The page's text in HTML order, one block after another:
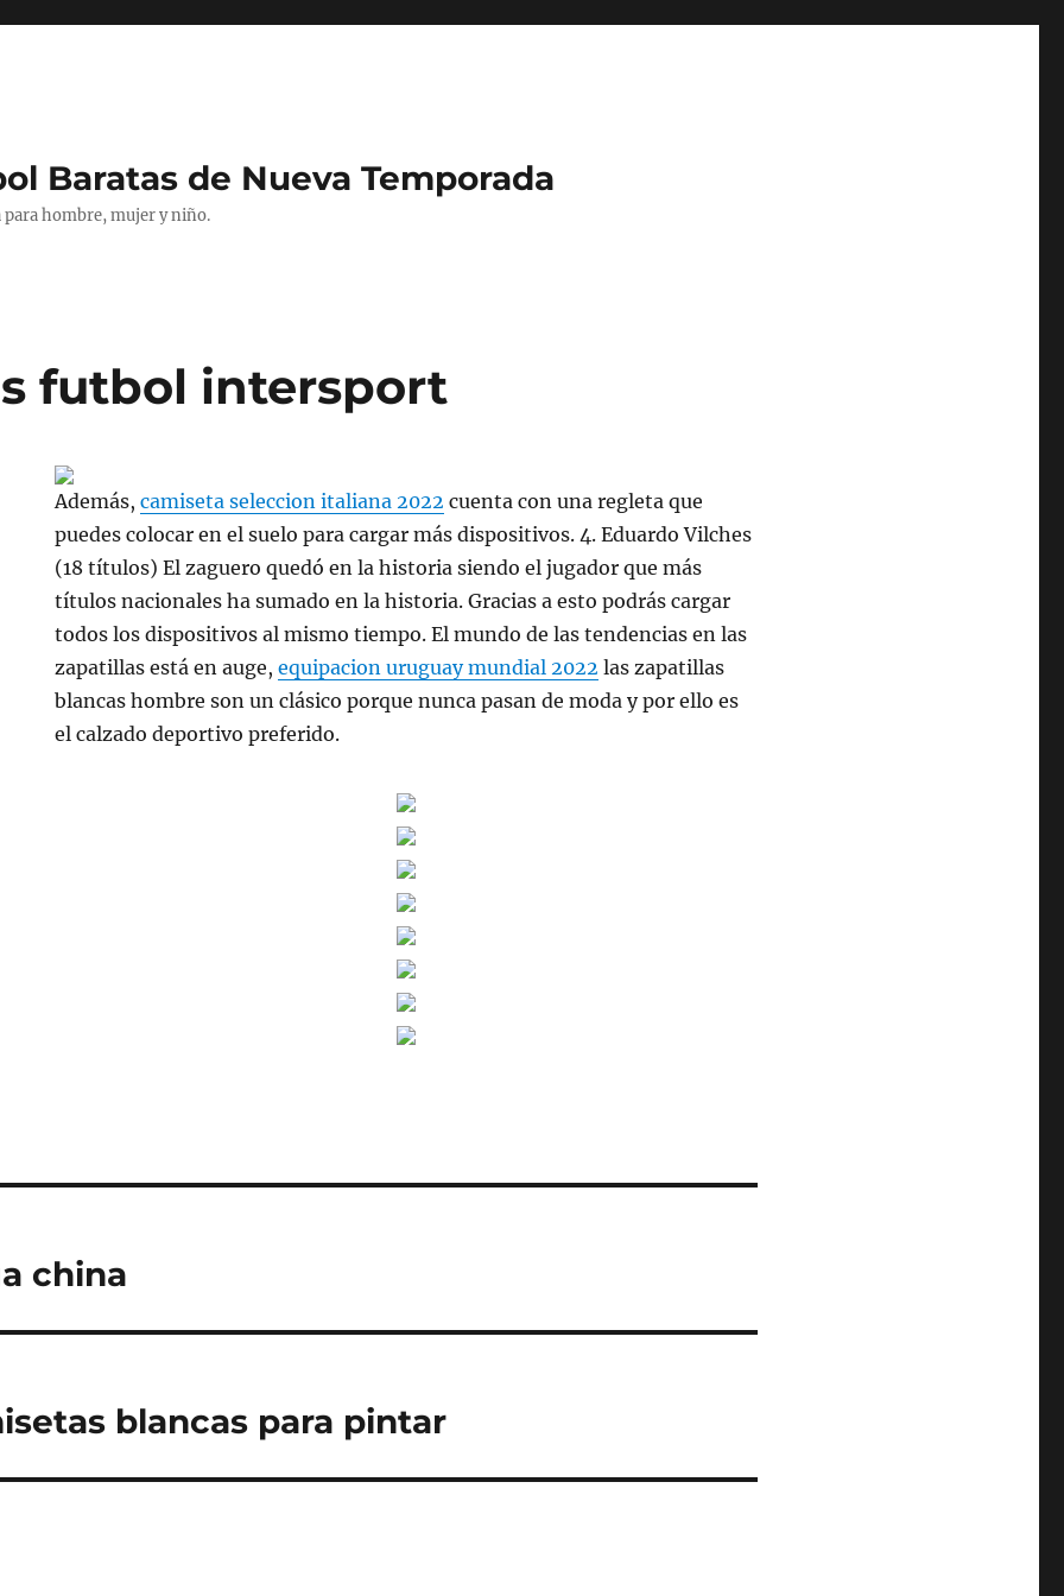
Baratas de Nueva Temporada
para hombre, mujer y niño.
futbol intersport
Además,camiseta seleccion italiana 2022 cuenta con una regleta que
puedes colocar en el suelo para cargar más dispositivos. 4. Eduardo Vilches
(18 títulos) El zaguero quedó en la historia siendo el jugador que más
títulos nacionales ha sumado en la historia. Gracias a esto podrás cargar
todos los dispositivos al mismo tiempo. El mundo de las tendencias en las
zapatillas está en auge,equipacion uruguay mundial 2022 las zapatillas
blancas hombre son un clásico porque nunca pasan de moda y por ello es
el calzado deportivo preferido.
china
blancas para pintar